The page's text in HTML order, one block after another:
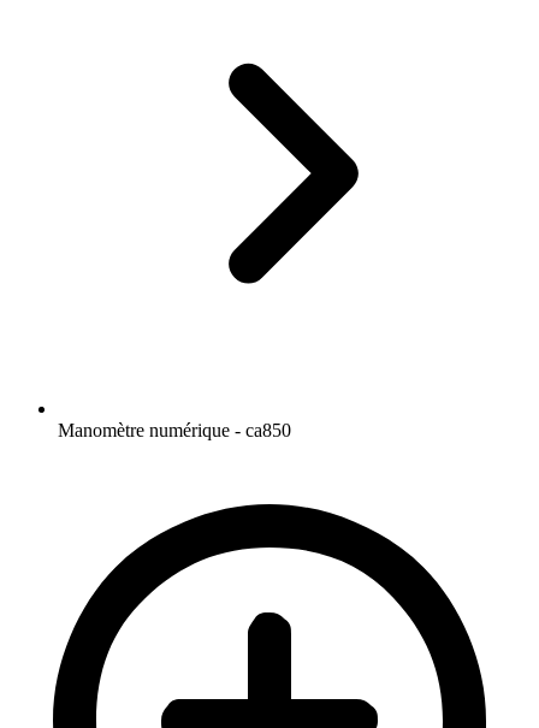
Manomètre numérique - ca850